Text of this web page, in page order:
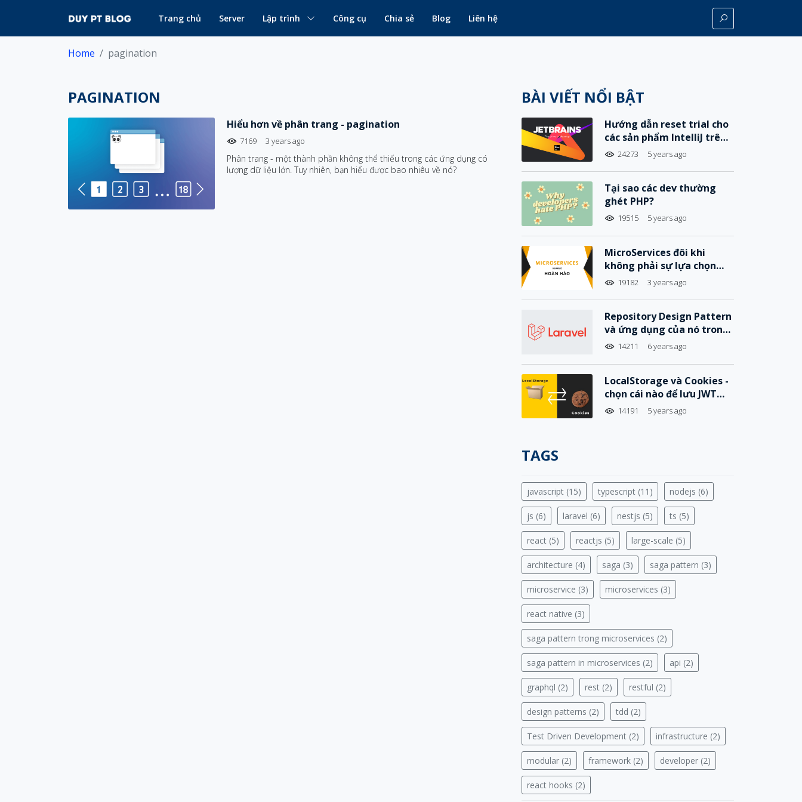
Trang chủ Server Lập trình Công cụ Chia sẻ Blog Liên hệ
Home pagination
PAGINATION
Hiểu hơn về phân trang - pagination
7169 3 years ago
Phân trang - một thành phần không thể thiếu trong các ứng dụng có
lượng dữ liệu lớn. Tuy nhiên, bạn hiểu được bao nhiêu về nó?
BÀI VIẾT NỔI BẬT
Hướng dẫn reset trial cho
các sản phẩm IntelliJ trên
MacOS
24273 5 years ago
Tại sao các dev thường
ghét PHP?
19515 5 years ago
MicroServices đôi khi
không phải sự lựa chọn
hoàn hảo
19182 3 years ago
Repository Design Pattern
và ứng dụng của nó trong
Laravel
14211 6 years ago
LocalStorage và Cookies -
chọn cái nào để lưu JWT
Tokens hiệu quả và an
14191 5 years ago
TAGS
javascript (15) typescript (11) nodejs (6)
js (6) laravel (6) nestjs (5) ts (5)
react (5) reactjs (5) large-scale (5)
architecture (4) saga (3) saga pattern (3)
microservice (3) microservices (3)
react native (3)
saga pattern trong microservices (2)
saga pattern in microservices (2) api (2)
graphql (2) rest (2) restful (2)
design patterns (2) tdd (2)
Test Driven Development (2) infrastructure (2)
modular (2) framework (2) developer (2)
react hooks (2)